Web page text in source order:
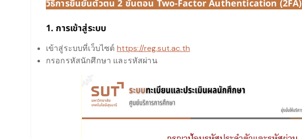
วิธีการยืนยันตัวตน 2 ขั้นตอน Two-Factor Authentication (2FA)
1. การเข้าสู่ระบบ
เข้าสู่ระบบที่เว็บไซต์ https://reg.sut.ac.th
กรอกรหัสนักศึกษา และรหัสผ่าน